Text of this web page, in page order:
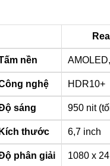
nền
nghệ HDR10+
sáng 950 nit
Kích thước 6,7 inch
phân giải 1080 x